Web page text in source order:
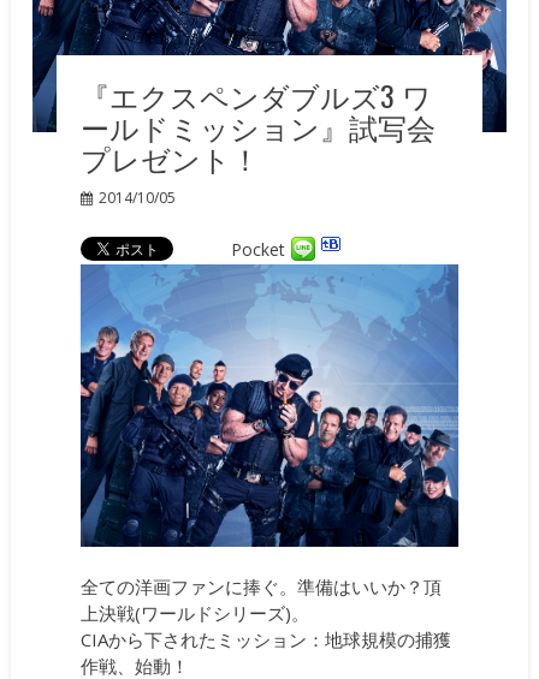
『エクスペンダブルズ3 ワ
ールドミッション』試写会
プレゼント！
2014/10/05
Pocket
全ての洋画ファンに捧ぐ。準備はいいか？頂
上決戦(ワールドシリーズ)。
CIAから下されたミッション：地球規模の捕獲
作戦、始動！